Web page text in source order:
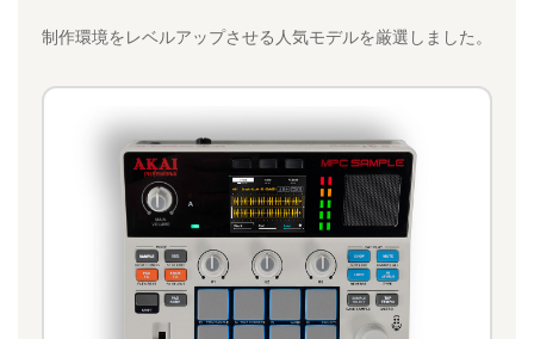
制作環境をレベルアップさせる人気モデルを厳選しました。